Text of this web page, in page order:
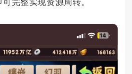
完整实现资源周转。